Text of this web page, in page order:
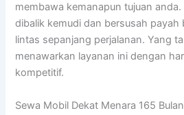
membawa kemanapun tujuan
dibalik kemudi dan bersusah payah
lintas sepanjang perjalanan. Yang
menawarkan layanan ini dengan
kompetitif.
Sewa Mobil Dekat Menara 165